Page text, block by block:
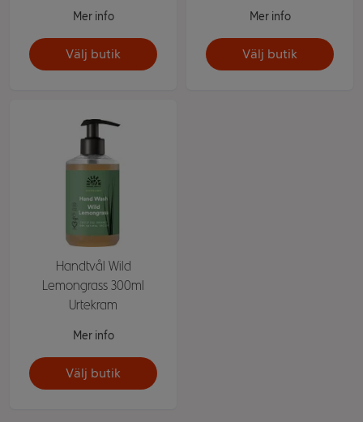
Mer info
Välj butik
Mer info
Välj butik
Handtvål Wild
Lemongrass 300ml
Urtekram
Mer info
Välj butik